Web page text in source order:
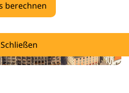
Schließen